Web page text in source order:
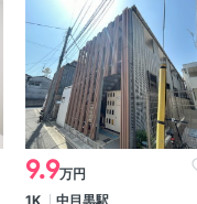
9.9万円
1K
中目黒駅